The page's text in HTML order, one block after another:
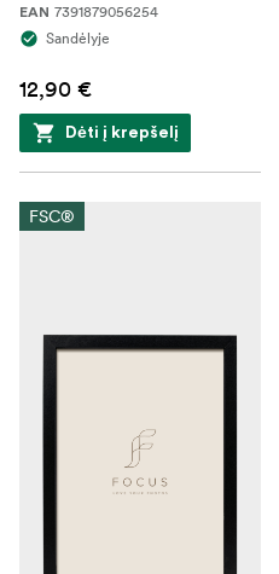
EAN 7391879056254
Sandėlyje
12,90 €
Dėti į krepšelį
FSC®